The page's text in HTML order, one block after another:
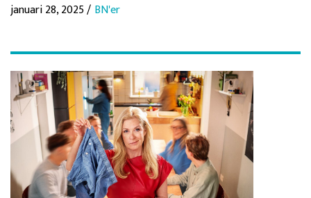
januari 28, 2025 / BN'er